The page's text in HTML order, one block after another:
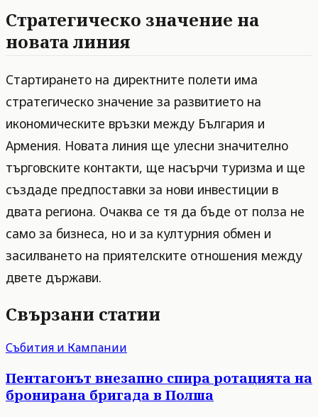
Стратегическо значение на
новата линия
Стартирането на директните полети има
стратегическо значение за развитието на
икономическите връзки между България и
Армения. Новата линия ще улесни значително
търговските контакти, ще насърчи туризма и ще
създаде предпоставки за нови инвестиции в
двата региона. Очаква се тя да бъде от полза не
само за бизнеса, но и за културния обмен и
засилването на приятелските отношения между
двете държави.
Свързани статии
Събития и Кампании
Пентагонът внезапно спира ротацията на
бронирана бригада в Полша